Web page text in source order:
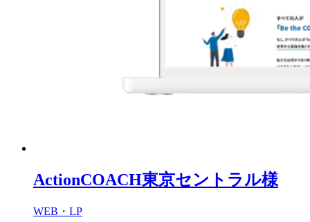
ActionCOACH東京セントラル様
WEB・LP